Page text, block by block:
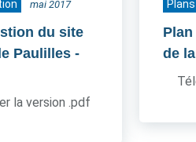
mai 2017
du site
Paulilles -
la version .pdf
de